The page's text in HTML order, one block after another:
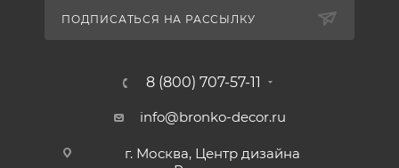
ПОДПИСАТЬСЯ НА РАССЫЛКУ
8 (800) 707-57-11
info@bronko-decor.ru
г. Москва, Центр дизайна